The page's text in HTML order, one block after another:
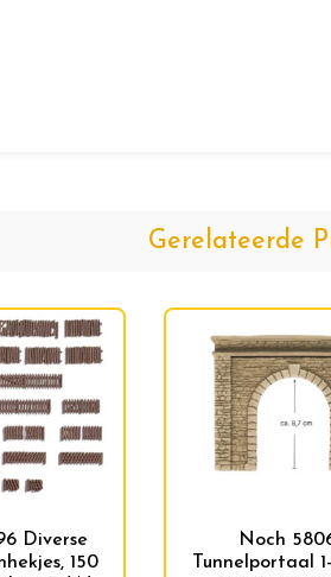
Gerelateerde
Diverse
150
Noch
Tunnelportaal